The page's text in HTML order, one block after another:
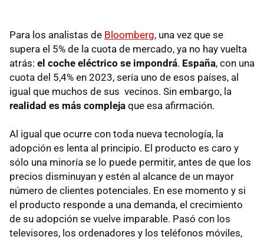
Para los analistas de Bloomberg, una vez que se
supera el 5% de la cuota de mercado, ya no hay vuelta
atrás: el coche eléctrico se impondrá. España, con una
cuota del 5,4% en 2023, sería uno de esos países, al
igual que muchos de sus vecinos. Sin embargo, la
realidad es más compleja que esa afirmación.
Al igual que ocurre con toda nueva tecnología, la
adopción es lenta al principio. El producto es caro y
sólo una minoría se lo puede permitir, antes de que los
precios disminuyan y estén al alcance de un mayor
número de clientes potenciales. En ese momento y si
el producto responde a una demanda, el crecimiento
de su adopción se vuelve imparable. Pasó con los
televisores, los ordenadores y los teléfonos móviles,